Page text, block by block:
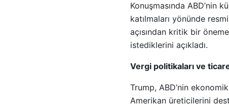
Konuşmasında ABD’nin
katılmaları yönünde
açısından kritik bir
istediklerini açıkladı.
Vergi politikaları ve
Trump, ABD’nin
Amerikan üreticilerini